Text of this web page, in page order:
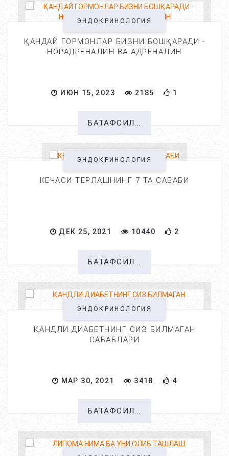
ЭНДОКРИНОЛОГИЯ
ҚАНДАЙ ГОРМОНЛАР БИЗНИ БОШҚАРАДИ -
НОРАДРЕНАЛИН ВА АДРЕНАЛИН
ИЮН 15, 2023 2185 1
БАТАФСИЛ...
ЭНДОКРИНОЛОГИЯ
КЕЧАСИ ТЕРЛАШНИНГ 7 ТА САБАБИ
ДЕК 25, 2021 10440 2
БАТАФСИЛ...
ЭНДОКРИНОЛОГИЯ
ҚАНДЛИ ДИАБЕТНИНГ СИЗ БИЛМАГАН
САБАБЛАРИ
МАР 30, 2021 3418 4
БАТАФСИЛ...